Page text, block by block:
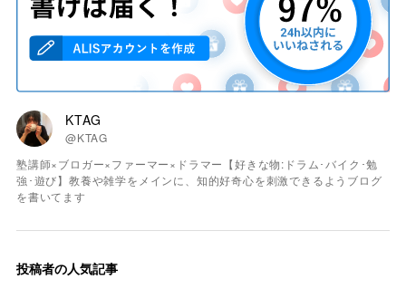
KTAG
@KTAG
塾講師×ブロガー×ファーマー×ドラマー【好きな物:ドラム･バイク･勉
強･遊び】教養や雑学をメインに、知的好奇心を刺激できるようブログ
を書いてます
投稿者の人気記事